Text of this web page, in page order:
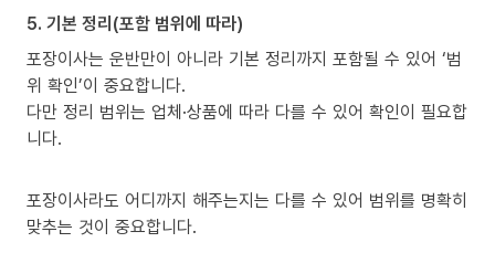
5. 기본 정리(포함 범위에 따라)
포장이사는 운반만이 아니라 기본 정리까지 포함될 수 있어 ‘범
위 확인’이 중요합니다.
다만 정리 범위는 업체·상품에 따라 다를 수 있어 확인이 필요합
니다.
포장이사라도 어디까지 해주는지는 다를 수 있어 범위를 명확히
맞추는 것이 중요합니다.